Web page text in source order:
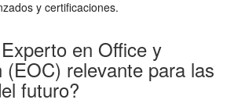
y certificaciones.
en Office y
(EOC) relevante para las
futuro?